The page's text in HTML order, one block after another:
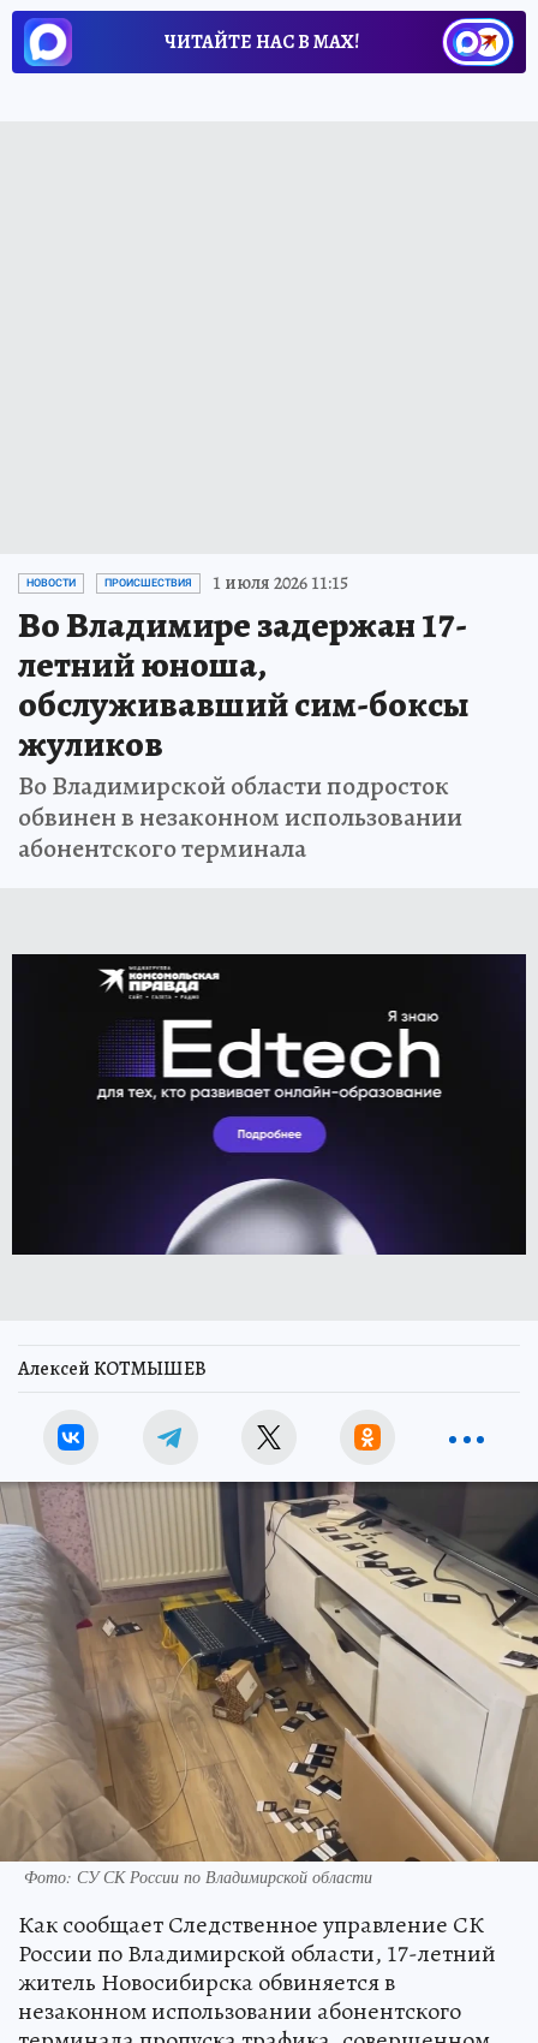
ЧИТАЙТЕ НАС В МАХ!
НОВОСТИ ПРОИСШЕСТВИЯ 1 июля 2026 11:15
Во Владимире задержан 17-
летний юноша,
обслуживавший сим-боксы
жуликов
Во Владимирской области подросток
обвинен в незаконном использовании
абонентского терминала
Алексей КОТМЫШЕВ
Фото: СУ СК России по Владимирской области
Как сообщает Следственное управление СК
России по Владимирской области, 17-летний
житель Новосибирска обвиняется в
незаконном использовании абонентского